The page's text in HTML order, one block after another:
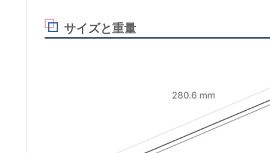
サイズと重量